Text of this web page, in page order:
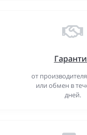
от
или обмен в
дней.